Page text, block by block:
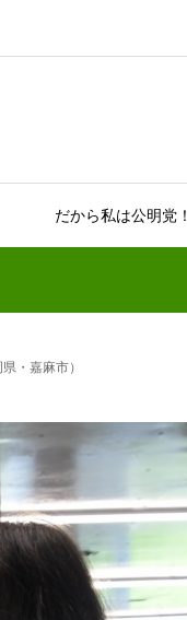
だから私は公明党！
・嘉麻市）